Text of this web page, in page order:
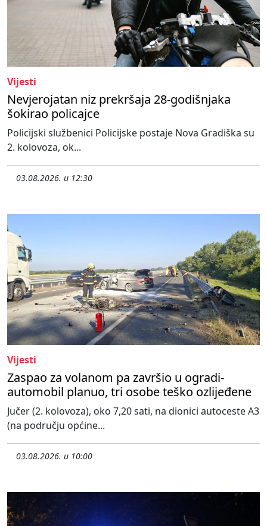
Vijesti
Nevjerojatan niz prekršaja 28-godišnjaka
šokirao policajce
Policijski službenici Policijske postaje Nova Gradiška su
2. kolovoza, ok...
03.08.2026. u 12:30
Vijesti
Zaspao za volanom pa završio u ogradi-
automobil planuo, tri osobe teško ozlijeđene
Jučer (2. kolovoza), oko 7,20 sati, na dionici autoceste A3
(na području općine...
03.08.2026. u 10:00